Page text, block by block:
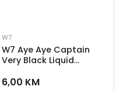
W7
W7 Aye Aye Captain
Very Black Liquid
6,00 KM